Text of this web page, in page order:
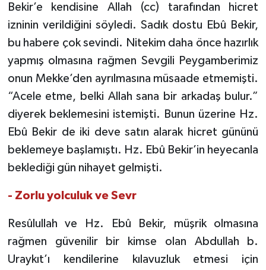
Bekir’e kendisine Allah (cc) tarafından hicret
izninin verildiğini söyledi. Sadık dostu Ebû Bekir,
bu habere çok sevindi. Nitekim daha önce hazırlık
yapmış olmasına rağmen Sevgili Peygamberimiz
onun Mekke’den ayrılmasına müsaade etmemişti.
“Acele etme, belki Allah sana bir arkadaş bulur.”
diyerek beklemesini istemişti. Bunun üzerine Hz.
Ebû Bekir de iki deve satın alarak hicret gününü
beklemeye başlamıştı. Hz. Ebû Bekir’in heyecanla
beklediği gün nihayet gelmişti.
- Zorlu yolculuk ve Sevr
Resûlullah ve Hz. Ebû Bekir, müşrik olmasına
rağmen güvenilir bir kimse olan Abdullah b.
Uraykıt’ı kendilerine kılavuzluk etmesi için